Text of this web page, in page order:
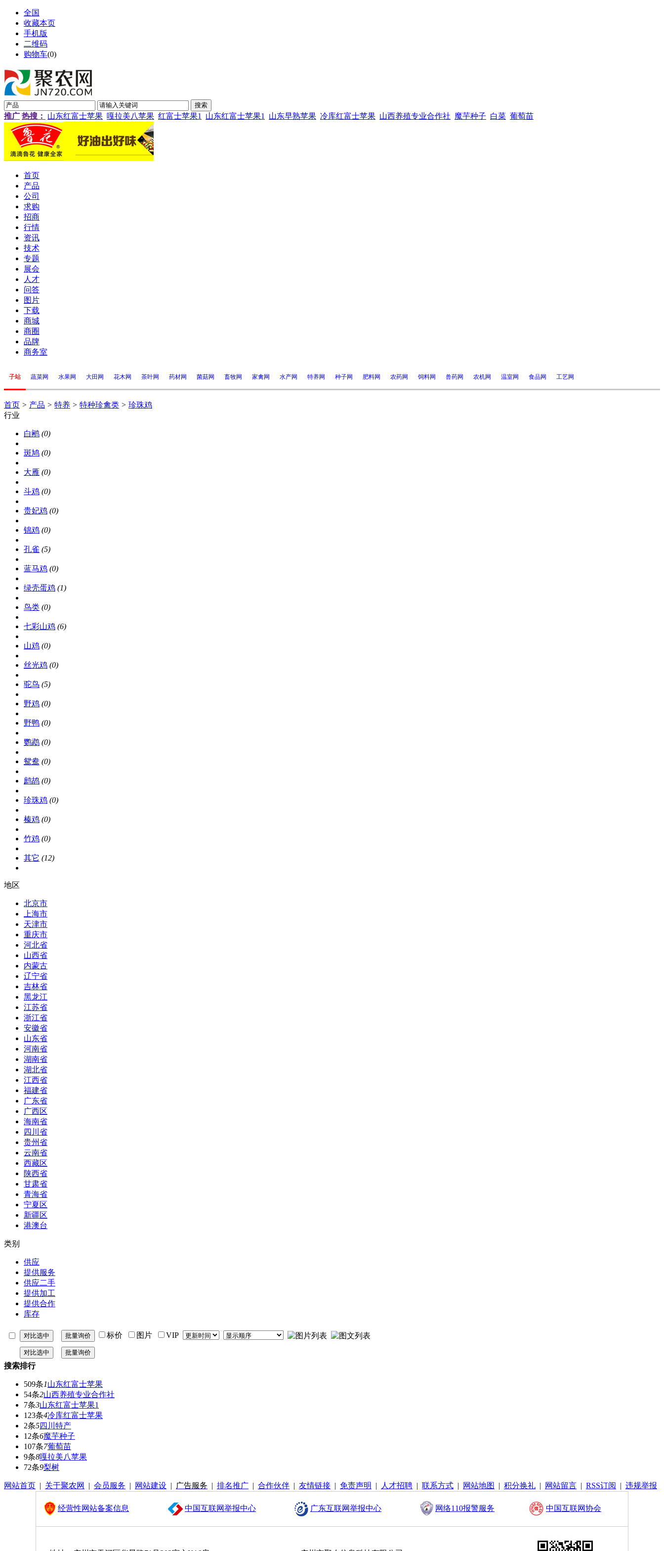
全国
收藏本页
手机版
二维码
购物车(0)
推广 热搜： 山东红富士苹果 嘎拉美八苹果 红富士苹果1 山东红富士苹果1 山东早熟苹果 冷库红富士苹果 山西养殖专业合作社 魔芋种子 白菜 葡萄苗
首页
产品
公司
求购
招商
行情
资讯
技术
专题
展会
人才
问答
图片
下载
商城
商圈
品牌
商务室
子站 蔬菜网 水果网 大田网 花木网 茶叶网 药材网 菌菇网 畜牧网 家禽网 水产网 特养网 种子网 肥料网 农药网 饲料网 兽药网 农机网 温室网 食品网 工艺网
首页 > 产品 > 特养 > 特种珍禽类 > 珍珠鸡
行业
白鹇 (0)
斑鸠 (0)
大雁 (0)
斗鸡 (0)
贵妃鸡 (0)
锦鸡 (0)
孔雀 (5)
蓝马鸡 (0)
绿壳蛋鸡 (1)
鸟类 (0)
七彩山鸡 (6)
山鸡 (0)
丝光鸡 (0)
驼鸟 (5)
野鸡 (0)
野鸭 (0)
鹦鹉 (0)
鸳鸯 (0)
鹧鸪 (0)
珍珠鸡 (0)
榛鸡 (0)
竹鸡 (0)
其它 (12)
地区
北京市
上海市
天津市
重庆市
河北省
山西省
内蒙古
辽宁省
吉林省
黑龙江
江苏省
浙江省
安徽省
山东省
河南省
湖南省
湖北省
江西省
福建省
广东省
广西区
海南省
四川省
贵州省
云南省
西藏区
陕西省
甘肃省
青海省
宁夏区
新疆区
港澳台
类别
供应
提供服务
供应二手
提供加工
提供合作
库存
标价 图片 VIP
搜索排行
509条1山东红富士苹果
54条2山西养殖专业合作社
7条3山东红富士苹果1
123条4冷库红富士苹果
2条5四川特产
12条6魔芋种子
107条7葡萄苗
9条8嘎拉美八苹果
72条9梨树
网站首页 | 关于聚农网 | 会员服务 | 网站建设 | 广告服务 | 排名推广 | 合作伙伴 | 友情链接 | 免责声明 | 人才招聘 | 联系方式 | 网站地图 | 积分换礼 | 网站留言 | RSS订阅 | 违规举报
经营性网站备案信息 中国互联网举报中心 广东互联网举报中心 网络110报警服务 中国互联网协会